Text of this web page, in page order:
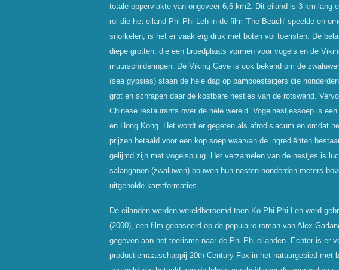
totale oppervlakte van ongeveer 6,6 km2. Dit eiland is 3 km lang
rol die het eiland Phi Phi Leh in de film 'The Beach' speelde en
snorkelen, is het er vaak erg druk met boten vol toeristen. De
diepe grotten, die een broedplaats vormen voor vogels en de
muurschilderingen. De Viking Cave is ook bekend om de
(sea gypsies) staan de hele dag op bamboesteigers die
grot en schrapen daar de kostbare nestjes van de rotswand.
Chinese restaurants over de hele wereld. Vogelnestjessoep is
en Hong Kong. Het wordt er gegeten als afrodisiacum en omdat
prijzen betaald voor een kop soep waarvan de ingrediënten
gelijmd zijn met vogelspuug. Het verzamelen van de nestjes is
salanganen (zwaluwen) bouwen hun nesten honderden meters
uitgeholde karstformaties.
De eilanden werden wereldberoemd toen Ko Phi Phi Leh werd
(2000), een film gebaseerd op de populaire roman van Alex
gegeven aan het toerisme naar de Phi Phi eilanden. Echter is er
productiemaatschappij 20th Century Fox in het natuurgebied met